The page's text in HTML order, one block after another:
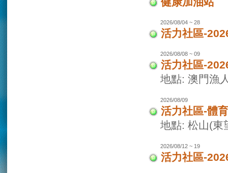
2026/08/04 ~ 28
活力社區-
2026/08/08 ~ 09
活力社區-
地點: 澳門漁
2026/08/09
活力社區-體
地點: 松山(東
2026/08/12 ~ 19
活力社區-